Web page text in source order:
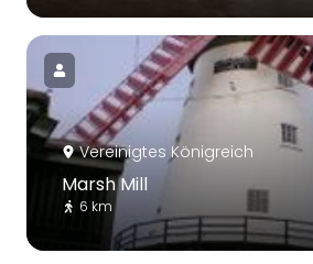
Vereinigtes Königreich
Marsh Mill
6 km